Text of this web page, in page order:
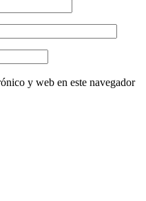
y web en este navegador